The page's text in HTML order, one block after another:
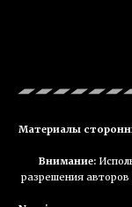
Материалы
Внимание:
разрешения авторов